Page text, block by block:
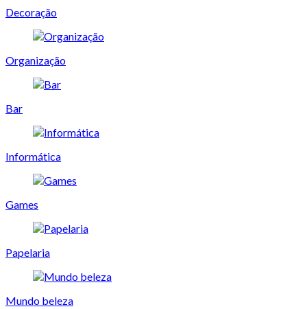
Decoração
Organização
Bar
Informática
Games
Papelaria
Mundo beleza